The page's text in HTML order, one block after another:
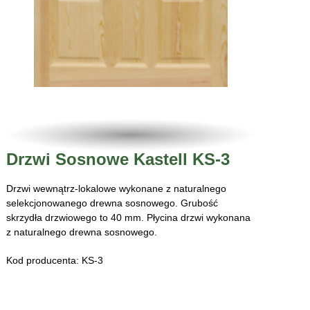
Drzwi Sosnowe Kastell KS-3
Drzwi wewnątrz-lokalowe wykonane z naturalnego
selekcjonowanego drewna sosnowego. Grubość
skrzydła drzwiowego to 40 mm. Płycina drzwi wykonana
z naturalnego drewna sosnowego.
Kod producenta: KS-3